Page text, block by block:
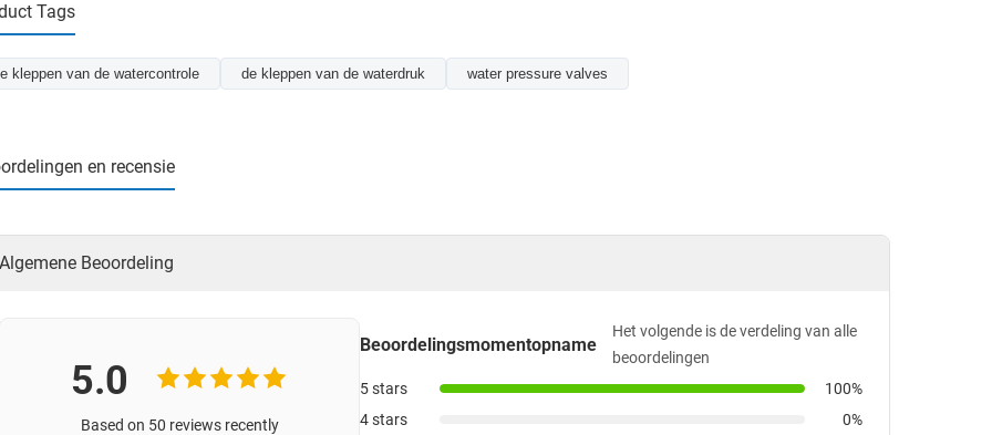
Tags
kleppen van de watercontrole de kleppen van de waterdruk water pressure valves
en recensie
Algemene Beoordeling
5.0
Based on 50 reviews recently
Beoordelingsmomentopname
Het volgende is de verdeling van alle
beoordelingen
5 stars
100%
4 stars
0%